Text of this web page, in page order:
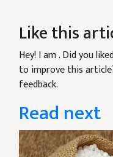
Like this
Hey! I am. Did you
to improve this
feedback.
Read next